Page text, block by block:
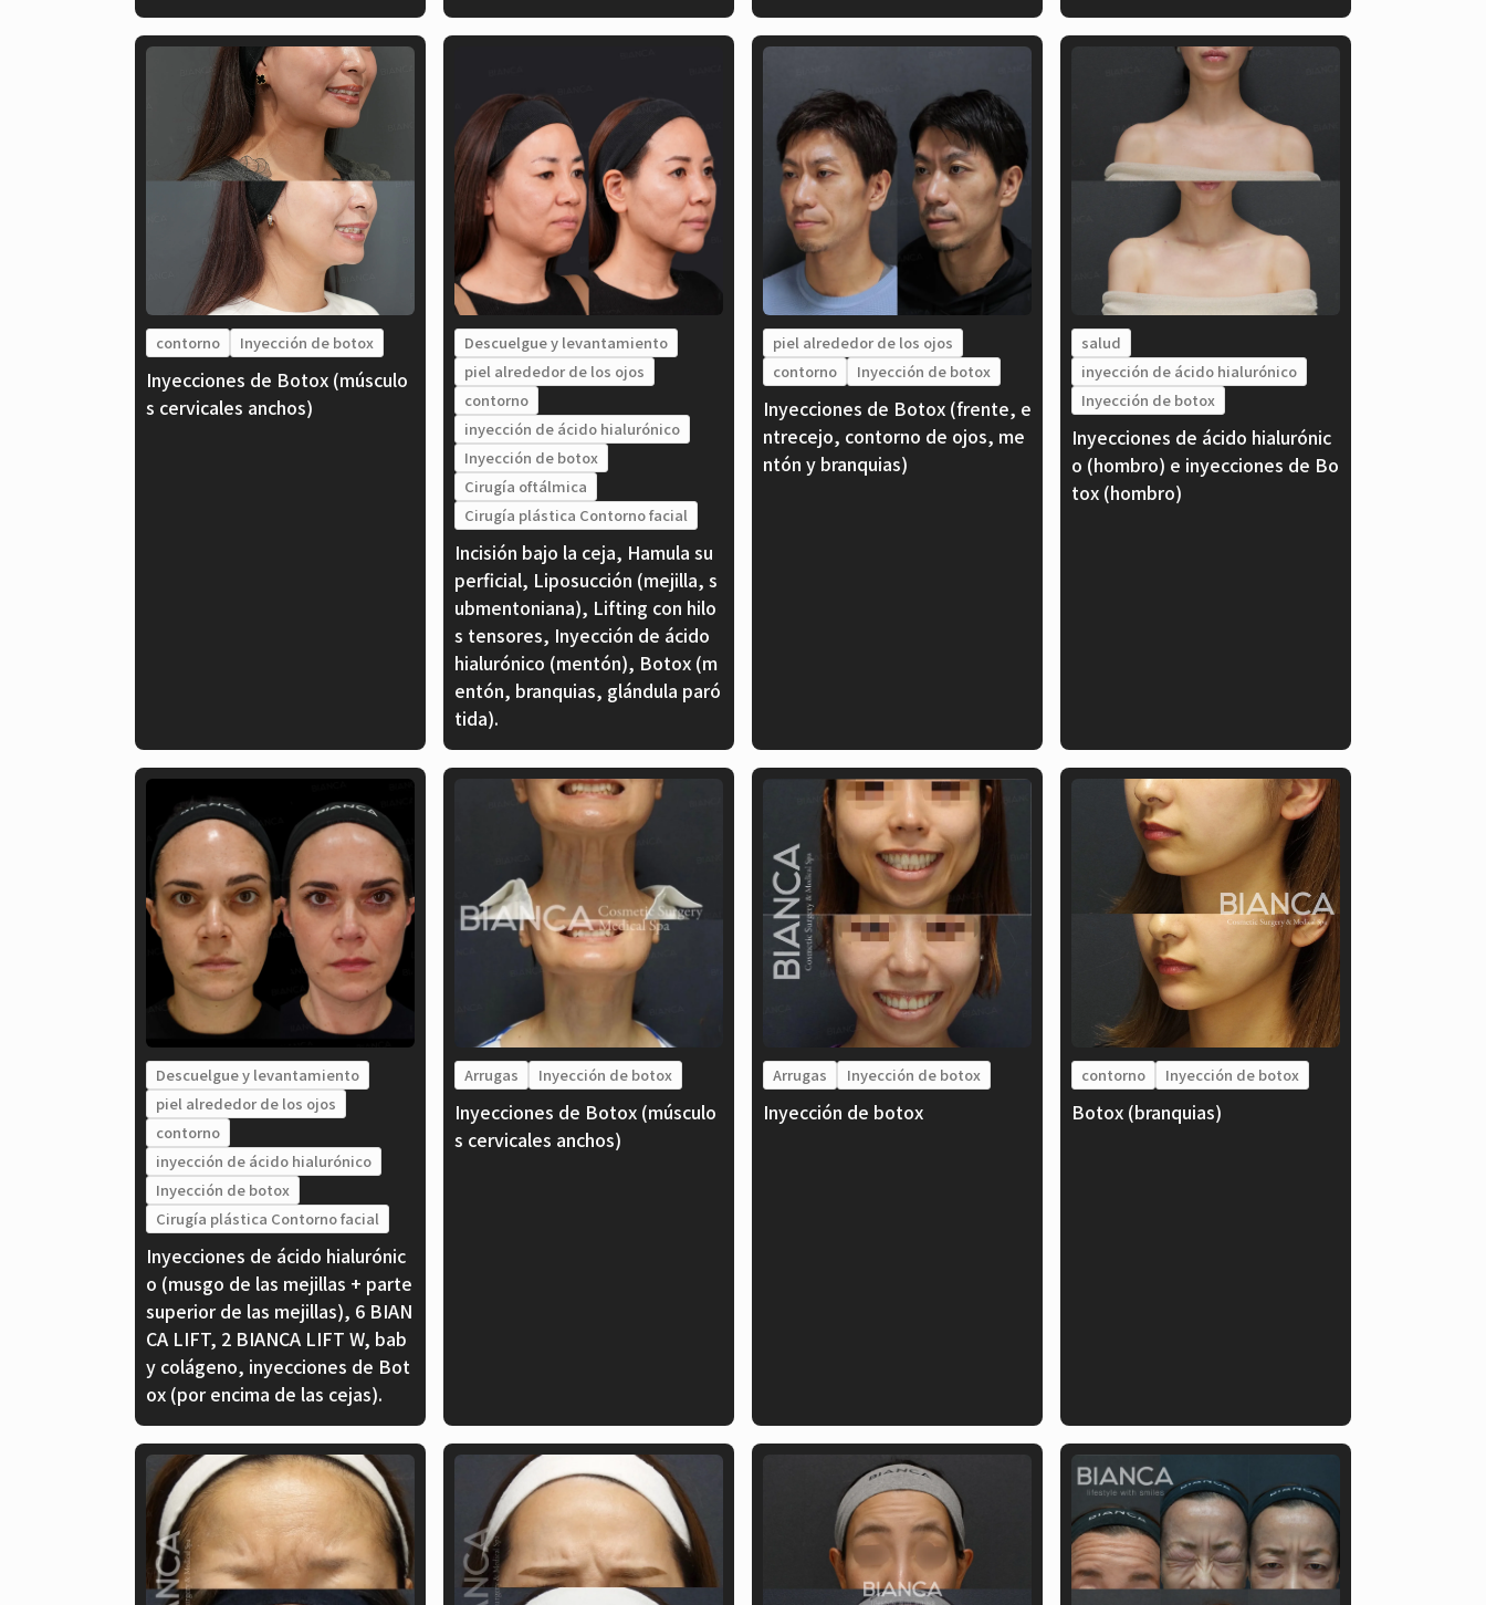
contorno Inyección de botox
Inyecciones de Botox (músculo
s cervicales anchos)
Descuelgue y levantamiento
piel alrededor de los ojos
contorno
inyección de ácido hialurónico
Inyección de botox
Cirugía oftálmica
Cirugía plástica Contorno facial
Incisión bajo la ceja, Hamula su
perficial, Liposucción (mejilla, s
ubmentoniana), Lifting con hilo
s tensores, Inyección de ácido
hialurónico (mentón), Botox (m
entón, branquias, glándula paró
tida).
piel alrededor de los ojos
contorno
Inyección de botox
Inyecciones de Botox (frente, e
ntrecejo, contorno de ojos, me
ntón y branquias)
salud
inyección de ácido hialurónico
Inyección de botox
Inyecciones de ácido hialurónic
o (hombro) e inyecciones de Bo
tox (hombro)
Descuelgue y levantamiento
piel alrededor de los ojos
contorno
inyección de ácido hialurónico
Inyección de botox
Cirugía plástica Contorno facial
Inyecciones de ácido hialurónic
o (musgo de las mejillas + parte
superior de las mejillas), 6 BIAN
CA LIFT, 2 BIANCA LIFT W, bab
y colágeno, inyecciones de Bot
ox (por encima de las cejas).
Arrugas Inyección de botox
Inyecciones de Botox (músculo
s cervicales anchos)
Arrugas Inyección de botox
Inyección de botox
contorno Inyección de botox
Botox (branquias)